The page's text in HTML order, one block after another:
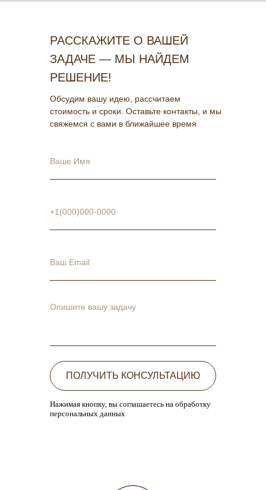
ПОЛУЧИТЬ КОНСУЛЬТАЦИЮ
Нажимая кнопку, вы соглашаетесь на обработку
персональных данных
Обсудим вашу идею, рассчитаем
стоимость и сроки. Оставьте контакты, и мы
свяжемся с вами в ближайшее время
РАССКАЖИТЕ О ВАШЕЙ
ЗАДАЧЕ — МЫ НАЙДЕМ
РЕШЕНИЕ!